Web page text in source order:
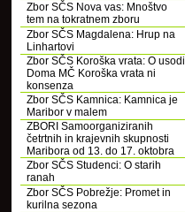
Zbor SČS Nova vas: Mnoštvo
tem na tokratnem zboru
Zbor SČS Magdalena: Hrup na
Linhartovi
Zbor SČS Koroška vrata: O usodi
Doma MČ Koroška vrata ni
konsenza
Zbor SČS Kamnica: Kamnica je
Maribor v malem
ZBORI Samoorganiziranih
četrtnih in krajevnih skupnosti
Maribora od 13. do 17. oktobra
Zbor SČS Studenci: O starih
ranah
Zbor SČS Pobrežje: Promet in
kurilna sezona